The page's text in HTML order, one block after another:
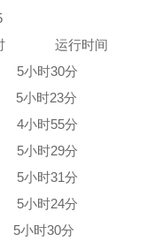
时 运行时间
5小时30分
5小时23分
4小时55分
5小时29分
5小时31分
5小时24分
5小时30分